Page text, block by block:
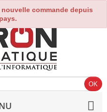
commande depuis